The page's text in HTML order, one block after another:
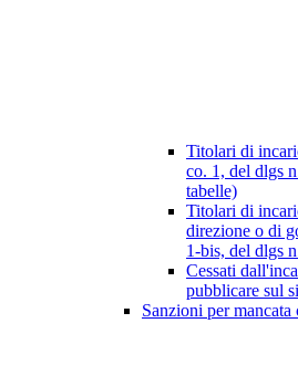
Titolari di
co. 1, del dlgs
tabelle)
Titolari di
direzione o di
1-bis, del dlgs
Cessati
pubblicare sul
Sanzioni per